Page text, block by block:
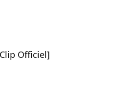
Officiel]